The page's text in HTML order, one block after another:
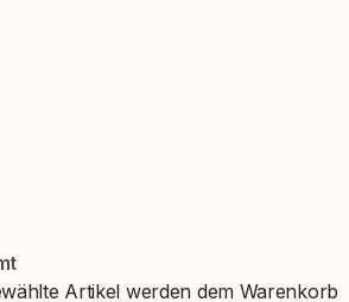
Artikel werden dem Warenkorb